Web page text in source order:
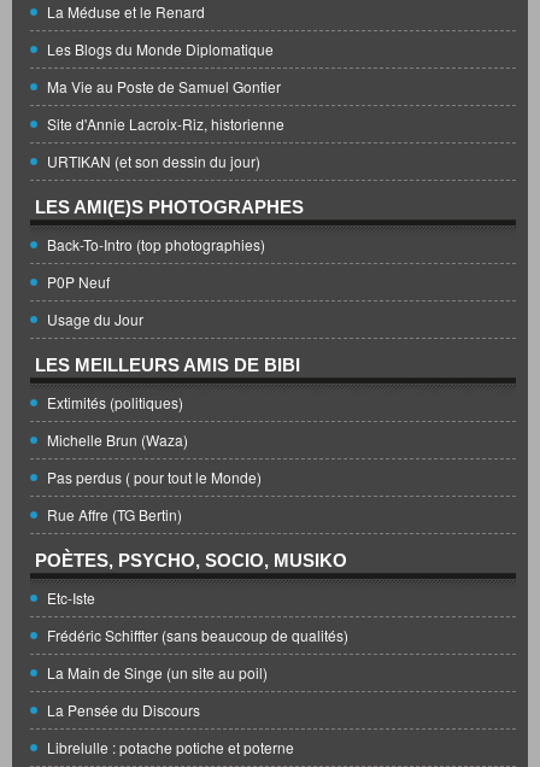
La Méduse et le Renard
Les Blogs du Monde Diplomatique
Ma Vie au Poste de Samuel Gontier
Site d'Annie Lacroix-Riz, historienne
URTIKAN (et son dessin du jour)
LES AMI(E)S PHOTOGRAPHES
Back-To-Intro (top photographies)
P0P Neuf
Usage du Jour
LES MEILLEURS AMIS DE BIBI
Extimités (politiques)
Michelle Brun (Waza)
Pas perdus ( pour tout le Monde)
Rue Affre (TG Bertin)
POÈTES, PSYCHO, SOCIO, MUSIKO
Etc-Iste
Frédéric Schiffter (sans beaucoup de qualités)
La Main de Singe (un site au poil)
La Pensée du Discours
Librelulle : potache potiche et poterne